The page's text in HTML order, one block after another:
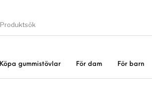
Köpa gummistövlar För dam För barn